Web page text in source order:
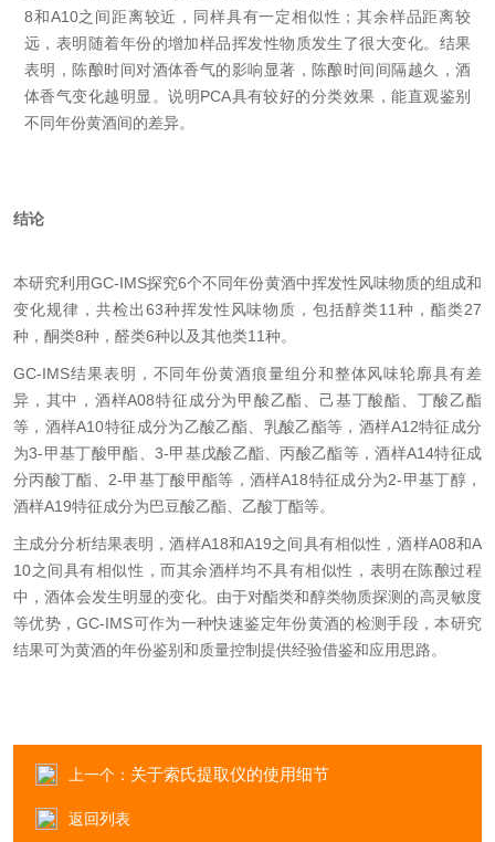
8和A10之间距离较近，同样具有一定相似性；其余样品距离较
远，表明随着年份的增加样品挥发性物质发生了很大变化。结果
表明，陈酿时间对酒体香气的影响显著，陈酿时间间隔越久，酒
体香气变化越明显。说明PCA具有较好的分类效果，能直观鉴别
不同年份黄酒间的差异。
结论
本研究利用GC-IMS探究6个不同年份黄酒中挥发性 风味物质的组成和
变化规律，共检出63种挥发性风味物 质，包括醇类11种，酯类27
种，酮类8种，醛类6种以及其他类11种。
GC-IMS结果表明，不同年份黄酒痕量组分和整体风味轮廓具有差
异，其中，酒样A08特征成分为甲酸乙酯、 己基丁酸酯、丁酸乙酯
等，酒样A10特征成分为乙酸乙酯、 乳酸乙酯等，酒样A12特征成分
为3-甲基丁酸甲酯、3-甲基戊酸乙酯、丙酸乙酯等，酒样A14特征成
分丙酸丁酯、2-甲基丁酸甲酯等，酒样A18特征成分为2-甲基丁醇，
酒样A19特征成分为巴豆酸乙酯、乙酸丁酯等。
主成分分析结果表明，酒样A18和A19之间具有相似性，酒样A08和A
10之间具有相似性，而其余酒样均不具有相似性，表明在陈酿过程
中，酒体会发生明显的变化。由于对酯类和醇类物质探测的高灵敏度
等优势，GC-IMS可作为一种快速鉴定年份黄酒的检测手段，本研究
结果可为黄酒的年份鉴别和质量控制提供经验借鉴和应用思路。
上一个： 关于索氏提取仪的使用细节
返回列表